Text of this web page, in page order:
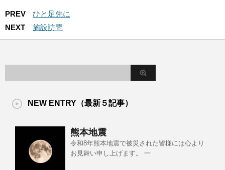
PREV
ひと足先に
NEXT
施設訪問
NEW ENTRY（最新５記事）
熊本地震
令和8年熊本地震で被災された皆様には心より
お見舞い申し上げます。 一